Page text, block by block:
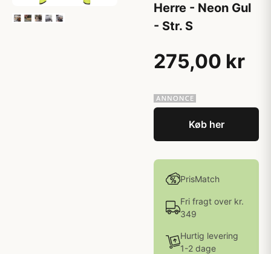
Herre - Neon Gul
- Str. S
275,00 kr
Køb her
PrisMatch
Fri fragt over kr.
349
Hurtig levering
1-2 dage